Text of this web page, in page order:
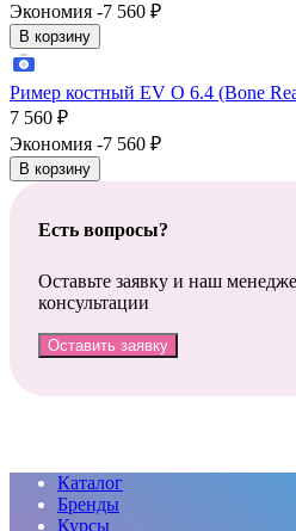
Экономия -7 560 ₽
В корзину
Ример костный EV O 6.4 (Bone
7 560 ₽
Экономия -7 560 ₽
В корзину
Есть вопросы?
Оставьте заявку и наш
консультации
Оставить заявку
Каталог
Бренды
Курсы